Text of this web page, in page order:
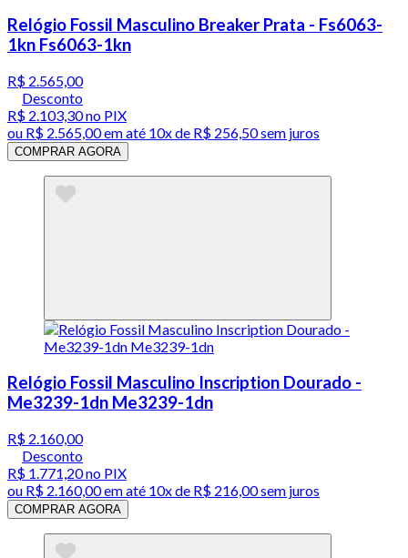
Relógio Fossil Masculino Breaker Prata - Fs6063-
1kn Fs6063-1kn
R$ 2.565,00
Desconto
R$ 2.103,30no PIX
ou R$ 2.565,00em até 10x de R$ 256,50 sem juros
COMPRAR AGORA
Relógio Fossil Masculino Inscription Dourado -
Me3239-1dn Me3239-1dn
R$ 2.160,00
Desconto
R$ 1.771,20no PIX
ou R$ 2.160,00em até 10x de R$ 216,00 sem juros
COMPRAR AGORA